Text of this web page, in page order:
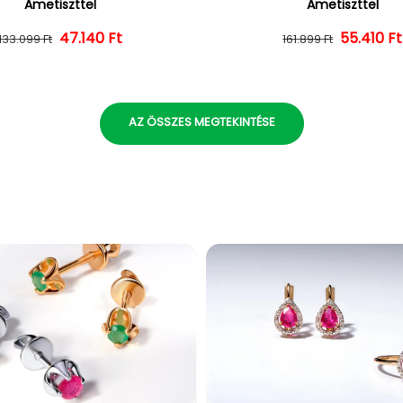
Ametiszttel
Normál ár
Ft Kedvezményes ár
47.140 Ft
Ametiszttel
Normál ár
161.899 Ft 55.410 Ft
AZ ÖSSZES MEGTEKINTÉSE